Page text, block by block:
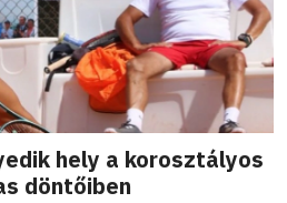
hely a korosztályos
döntőiben